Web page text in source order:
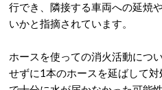
行でき、隣接する車両への延焼
いかと指摘されています。
ホースを使っての消火活動につ
せずに1本のホースを延ばして